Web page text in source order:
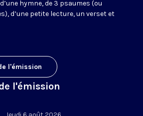
hymne, de 3 psaumes (ou
d’une petite lecture, un verset et
l'émission
l'émission